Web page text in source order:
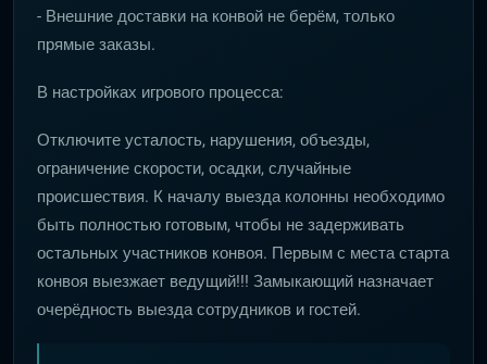
- Внешние доставки на конвой не берём, только
прямые заказы.
В настройках игрового процесса:
Отключите усталость, нарушения, объезды,
ограничение скорости, осадки, случайные
происшествия. К началу выезда колонны необходимо
быть полностью готовым, чтобы не задерживать
остальных участников конвоя. Первым с места старта
конвоя выезжает ведущий!!! Замыкающий назначает
очерёдность выезда сотрудников и гостей.